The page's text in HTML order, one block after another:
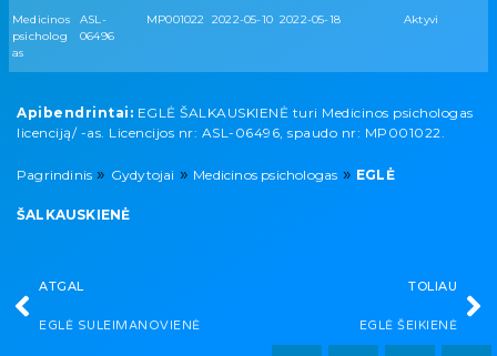
Medicinos
psicholog
as
ASL-
06496
MP001022 2022-05-10 2022-05-18 Aktyvi
Apibendrintai: EGLĖ ŠALKAUSKIENĖ turi Medicinos psichologas
licenciją/ -as. Licencijos nr: ASL-06496, spaudo nr: MP001022.
Pagrindinis » Gydytojai » Medicinos psichologas » EGLĖ
ŠALKAUSKIENĖ
ATGAL
EGLĖ SULEIMANOVIENĖ
TOLIAU
EGLĖ ŠEIKIENĖ